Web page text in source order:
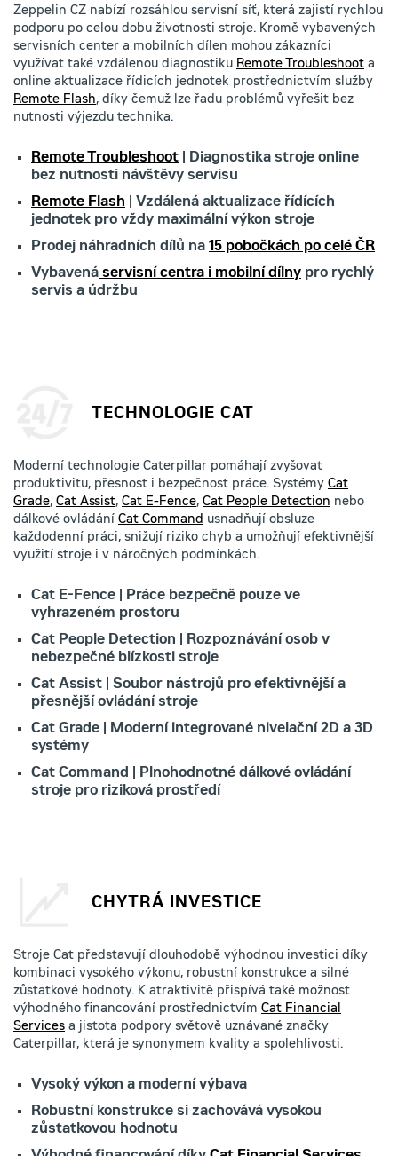
Zeppelin CZ nabízí rozsáhlou servisní síť, která zajistí rychlou
podporu po celou dobu životnosti stroje. Kromě vybavených
servisních center a mobilních dílen mohou zákazníci
využívat také vzdálenou diagnostiku Remote Troubleshoot a
online aktualizace řídicích jednotek prostřednictvím služby
Remote Flash, díky čemuž lze řadu problémů vyřešit bez
nutnosti výjezdu technika.
Remote Troubleshoot | Diagnostika stroje online
bez nutnosti návštěvy servisu
Remote Flash | Vzdálená aktualizace řídících
jednotek pro vždy maximální výkon stroje
Prodej náhradních dílů na 15 pobočkách po celé ČR
Vybavená servisní centra i mobilní dílny pro rychlý
servis a údržbu
TECHNOLOGIE CAT
Moderní technologie Caterpillar pomáhají zvyšovat
produktivitu, přesnost i bezpečnost práce. Systémy Cat
Grade, Cat Assist, Cat E-Fence, Cat People Detection nebo
dálkové ovládání Cat Command usnadňují obsluze
každodenní práci, snižují riziko chyb a umožňují efektivnější
využití stroje i v náročných podmínkách.
Cat E-Fence | Práce bezpečně pouze ve
vyhrazeném prostoru
Cat People Detection | Rozpoznávání osob v
nebezpečné blízkosti stroje
Cat Assist | Soubor nástrojů pro efektivnější a
přesnější ovládání stroje
Cat Grade | Moderní integrované nivelační 2D a 3D
systémy
Cat Command | Plnohodnotné dálkové ovládání
stroje pro riziková prostředí
CHYTRÁ INVESTICE
Stroje Cat představují dlouhodobě výhodnou investici díky
kombinaci vysokého výkonu, robustní konstrukce a silné
zůstatkové hodnoty. K atraktivitě přispívá také možnost
výhodného financování prostřednictvím Cat Financial
Services a jistota podpory světově uznávané značky
Caterpillar, která je synonymem kvality a spolehlivosti.
Vysoký výkon a moderní výbava
Robustní konstrukce si zachovává vysokou
zůstatkovou hodnotu